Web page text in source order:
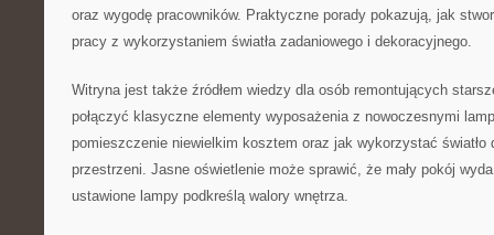
oraz wygodę pracowników. Praktyczne porady pokazują, jak
pracy z wykorzystaniem światła zadaniowego i dekoracyjnego.
Witryna jest także źródłem wiedzy dla osób remontujących
połączyć klasyczne elementy wyposażenia z nowoczesnymi
pomieszczenie niewielkim kosztem oraz jak wykorzystać światło
przestrzeni. Jasne oświetlenie może sprawić, że mały pokój
ustawione lampy podkreślą walory wnętrza.